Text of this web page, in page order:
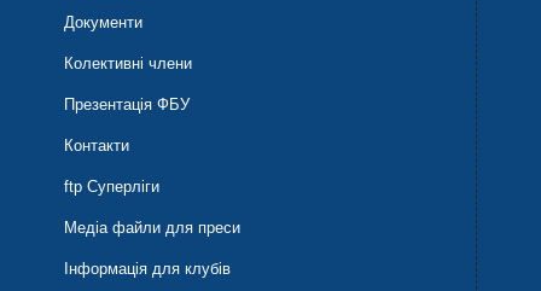
Документи
Колективні члени
Презентація ФБУ
Контакти
ftp Суперліги
Медіа файли для преси
Інформація для клубів